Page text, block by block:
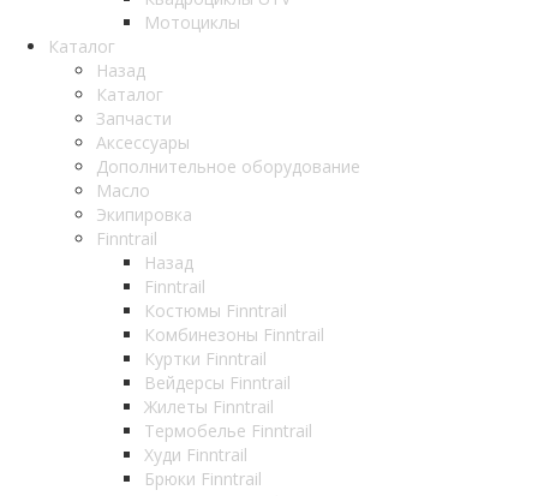
Мотоциклы
Каталог
Назад
Каталог
Запчасти
Аксессуары
Дополнительное оборудование
Масло
Экипировка
Finntrail
Назад
Finntrail
Костюмы Finntrail
Комбинезоны Finntrail
Куртки Finntrail
Вейдерсы Finntrail
Жилеты Finntrail
Термобелье Finntrail
Худи Finntrail
Брюки Finntrail